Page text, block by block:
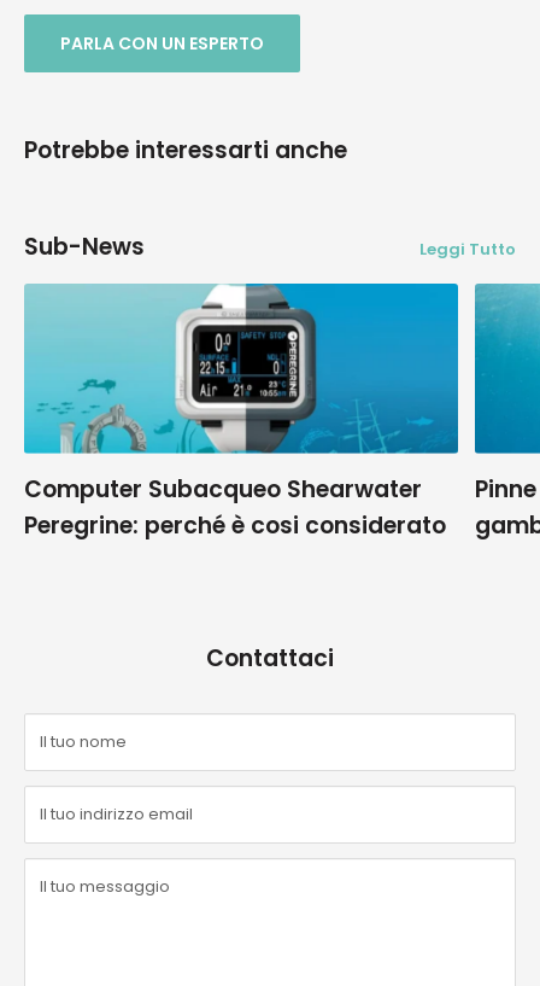
PARLA CON UN ESPERTO
Potrebbe interessarti anche
Sub-News Leggi Tutto
Computer Subacqueo Shearwater
Peregrine: perché è cosi considerato
Contattaci
Il tuo nome
Il tuo indirizzo email
Il tuo messaggio